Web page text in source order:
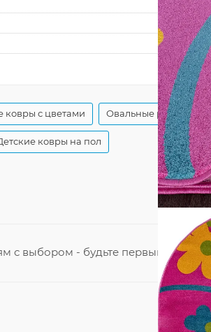
ковры с цветами Овальные
ковры на пол
с выбором - будьте первым, кто